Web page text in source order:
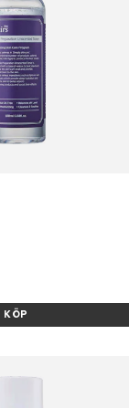
KÖP